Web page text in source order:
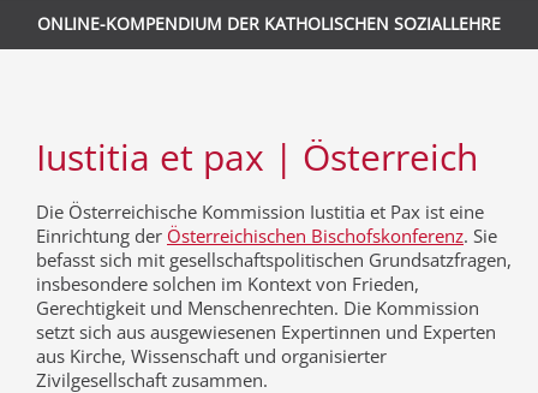
ONLINE-KOMPENDIUM DER KATHOLISCHEN SOZIALLEHRE
Iustitia et pax | Österreich
Die Österreichische Kommission Iustitia et Pax ist eine
Einrichtung der Österreichischen Bischofskonferenz. Sie
befasst sich mit gesellschaftspolitischen Grundsatzfragen,
insbesondere solchen im Kontext von Frieden,
Gerechtigkeit und Menschenrechten. Die Kommission
setzt sich aus ausgewiesenen Expertinnen und Experten
aus Kirche, Wissenschaft und organisierter
Zivilgesellschaft zusammen.